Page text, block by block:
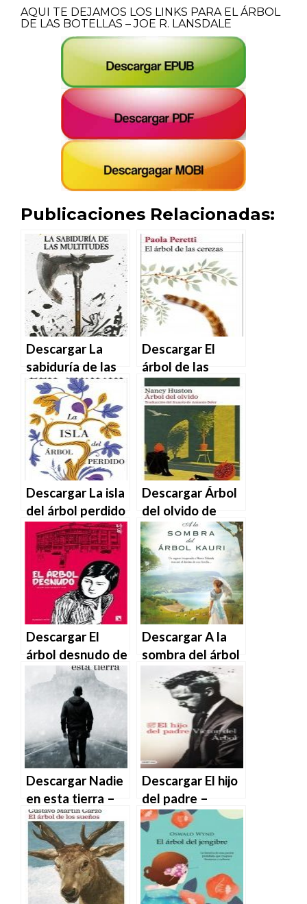
AQUI TE DEJAMOS LOS LINKS PARA EL ÁRBOL
DE LAS BOTELLAS – JOE R. LANSDALE
Publicaciones Relacionadas:
Descargar La
sabiduría de las
multitudes de
Joe Abercrombie
en EPUB | PDF |
MOBI
Descargar El
árbol de las
cerezas de Paola
Peretti en EPUB |
PDF | MOBI
Descargar La isla
del árbol perdido
de Elif Shafak en
EPUB | PDF |
MOBI
Descargar Árbol
del olvido de
Nancy Huston en
EPUB | PDF |
MOBI
Descargar El
árbol desnudo de
Keum Suk
Gendry-Kim en
EPUB | PDF |
Descargar A la
sombra del árbol
Kauri – Sarah
Lark en EPUB |
PDF | MOBI
Descargar Nadie
en esta tierra –
Víctor del Árbol
en EPUB | PDF |
MOBI
Descargar El hijo
del padre –
Víctor del Árbol
en EPUB | PDF |
MOBI